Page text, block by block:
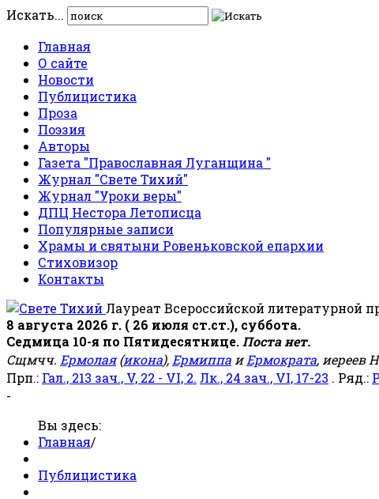
Искать...
Главная
О сайте
Новости
Публицистика
Проза
Поэзия
Авторы
Газета "Православная Луганщина "
Журнал "Свете Тихий"
Журнал "Уроки веры"
ДПЦ Нестора Летописца
Популярные записи
Храмы и святыни Ровеньковской епархии
Стиховизор
Контакты
Лауреат Всероссийской литературной
8 августа 2026 г. ( 26 июля ст.ст.), суббота.
Седмица 10-я по Пятидесятнице. Поста нет.
Сщмчч. Ермолая(икона), Ермиппа иЕрмократа, иереев
Прп.: Гал., 213 зач., V, 22 - VI, 2. Лк., 24 зач., VI, 17-23 . Ряд.:
-
Вы здесь:
Главная/
Публицистика